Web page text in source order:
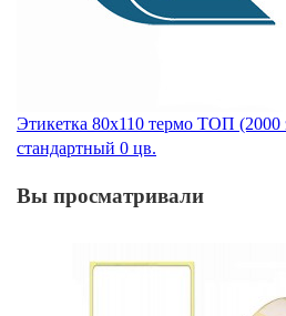
Этикетка 80х110 термо ТОП (2000
стандартный 0 цв.
Вы просматривали